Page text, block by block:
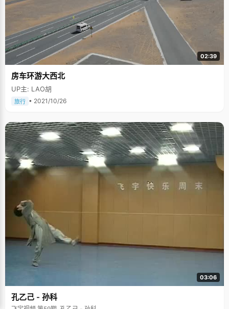
02:39
房车环游大西北
UP主: LAO胡
旅行 • 2021/10/26
03:06
孔乙己 - 孙科